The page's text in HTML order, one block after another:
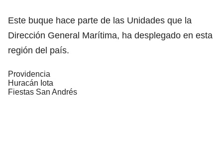
Este buque hace parte de las Unidades que la
Dirección General Marítima, ha desplegado en esta
región del país.
Providencia
Huracán Iota
Fiestas San Andrés